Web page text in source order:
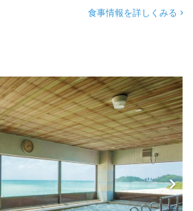
約いただいているお客様につきましては、ご
食事情報を詳しくみる